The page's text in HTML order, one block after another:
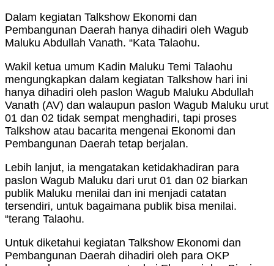
Dalam kegiatan Talkshow Ekonomi dan
Pembangunan Daerah hanya dihadiri oleh Wagub
Maluku Abdullah Vanath. “Kata Talaohu.
Wakil ketua umum Kadin Maluku Temi Talaohu
mengungkapkan dalam kegiatan Talkshow hari ini
hanya dihadiri oleh paslon Wagub Maluku Abdullah
Vanath (AV) dan walaupun paslon Wagub Maluku urut
01 dan 02 tidak sempat menghadiri, tapi proses
Talkshow atau bacarita mengenai Ekonomi dan
Pembangunan Daerah tetap berjalan.
Lebih lanjut, ia mengatakan ketidakhadiran para
paslon Wagub Maluku dari urut 01 dan 02 biarkan
publik Maluku menilai dan ini menjadi catatan
tersendiri, untuk bagaimana publik bisa menilai.
“terang Talaohu.
Untuk diketahui kegiatan Talkshow Ekonomi dan
Pembangunan Daerah dihadiri oleh para OKP